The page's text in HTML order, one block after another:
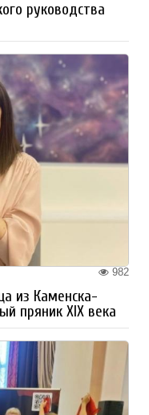
руководства
982
из Каменска-
пряник XIX века